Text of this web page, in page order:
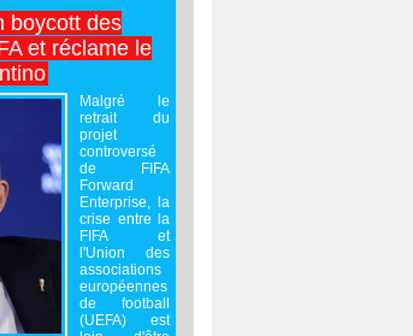
boycott des
et réclame le
Malgré le
retrait du
projet
controversé
de FIFA
Forward
Enterprise, la
crise entre la
FIFA et
l'Union des
associations
européennes
de football
(UEFA) est